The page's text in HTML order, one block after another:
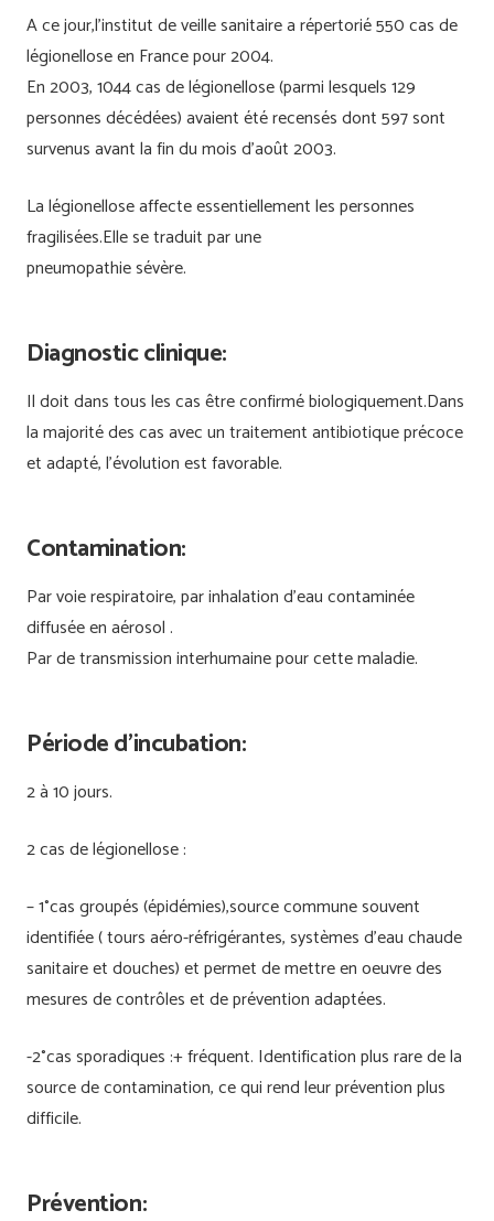
A ce jour,l’institut de veille sanitaire a répertorié 550 cas de
légionellose en France pour 2004.
En 2003, 1044 cas de légionellose (parmi lesquels 129
personnes décédées) avaient été recensés dont 597 sont
survenus avant la fin du mois d’août 2003.
La légionellose affecte essentiellement les personnes
fragilisées.Elle se traduit par une
pneumopathie sévère.
Diagnostic clinique:
Il doit dans tous les cas être confirmé biologiquement.Dans
la majorité des cas avec un traitement antibiotique précoce
et adapté, l’évolution est favorable.
Contamination:
Par voie respiratoire, par inhalation d’eau contaminée
diffusée en aérosol .
Par de transmission interhumaine pour cette maladie.
Période d’incubation:
2 à 10 jours.
2 cas de légionellose :
– 1°cas groupés (épidémies),source commune souvent
identifiée ( tours aéro-réfrigérantes, systèmes d’eau chaude
sanitaire et douches) et permet de mettre en oeuvre des
mesures de contrôles et de prévention adaptées.
-2°cas sporadiques :+ fréquent. Identification plus rare de la
source de contamination, ce qui rend leur prévention plus
difficile.
Prévention: